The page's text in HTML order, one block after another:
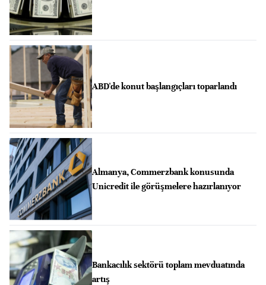
ABD'de konut başlangıçları toparlandı
Almanya, Commerzbank konusunda
Unicredit ile görüşmelere hazırlanıyor
Bankacılık sektörü toplam mevduatında
artış